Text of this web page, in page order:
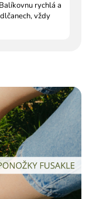
rychlá a
vždy